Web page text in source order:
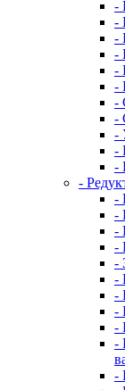
-
-
-
-
-
-
-
-
-
-
-
-
-
-
-
-
-
-
-
-
-
-
-